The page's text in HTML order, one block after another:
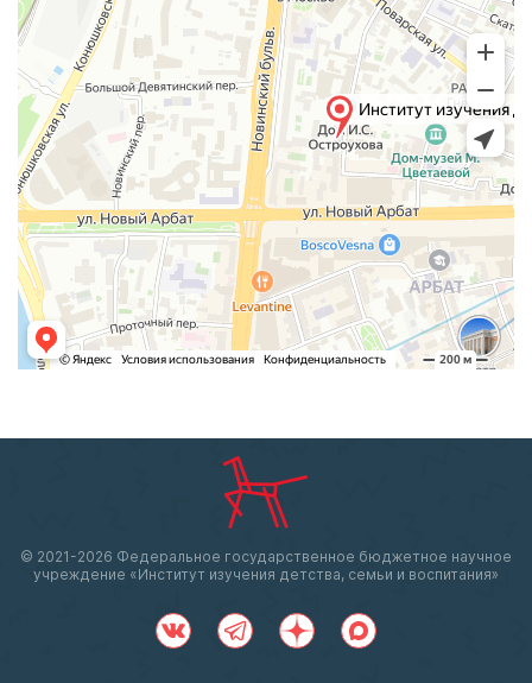
© 2021-2026 Федеральное государственное бюджетное научное
учреждение «Институт изучения детства, семьи и воспитания»